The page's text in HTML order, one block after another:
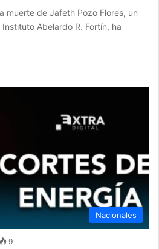
muerte de Jafeth Pozo Flores, un
Abelardo R. Fortín, ha
Nacionales
9